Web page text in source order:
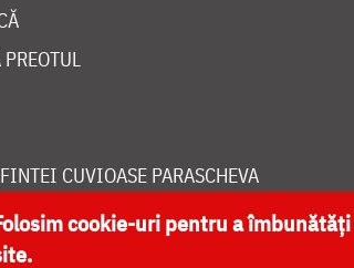
CUVIOASE PARASCHEVA
cookie-uri pentru a